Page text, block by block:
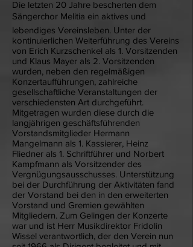
Die letzten 20 Jahre bescherten dem
Sängerchor Melitia ein aktives und
lebendiges Vereinsleben. Unter der
kontinuierlichen Weiterführung des Vereins
von Erich Kurzschenkel als 1. Vorsitzenden
und Klaus Mayer als 2. Vorsitzenden
wurden, neben den regelmäßigen
Konzertaufführungen, zahlreiche
gesellschaftliche Veranstaltungen der
verschiedensten Art durchgeführt.
Mitgetragen wurden diese durch die
langjährigen geschäftsführenden
Vorstandsmitglieder Hermann
Mangelmann als 1. Kassierer, Heinz
Fliedner als 1. Schriftführer und Norbert
Kampfmann als Vorsitzender des
Vergnügungsausschusses. Unterstützung
bei der Durchführung der Aktivitäten fand
der Vorstand bei den in den erweiterten
Vorstand und Gremien gewählten
Mitgliedern. Zum Gelingen der Konzerte
war und ist Herr Musikdirektor Fridolin
Wissel verantwortlich, der den Verein nun